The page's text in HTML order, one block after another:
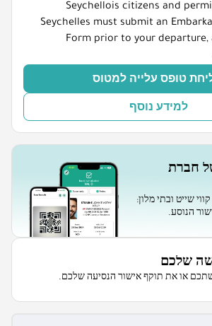
Seychellois citizens and
Seychelles must submit an
Form prior to your
טופס עלייה למטוס
למידע נוסף
חברת
שייט ובתי מלון:
הנוסע.
שלכם
או את תוקף אישור הנסיעה שלכם.